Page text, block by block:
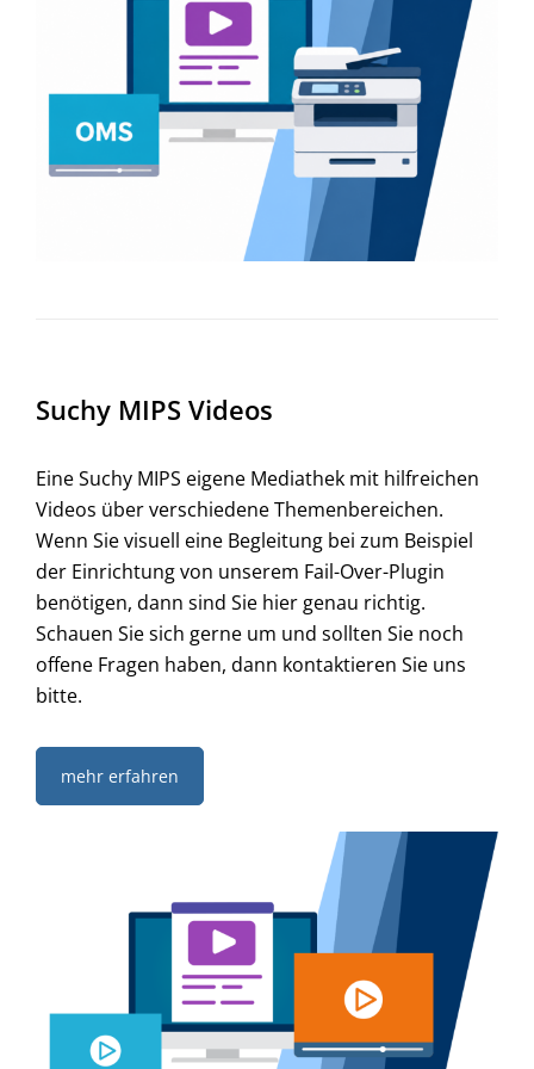
Suchy MIPS Videos
Eine Suchy MIPS eigene Mediathek mit hilfreichen
Videos über verschiedene Themenbereichen.
Wenn Sie visuell eine Begleitung bei zum Beispiel
der Einrichtung von unserem Fail-Over-Plugin
benötigen, dann sind Sie hier genau richtig.
Schauen Sie sich gerne um und sollten Sie noch
offene Fragen haben, dann kontaktieren Sie uns
bitte.
mehr erfahren